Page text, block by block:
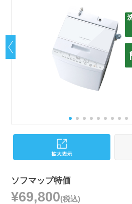
ソフマップ特価
¥69,800(税込)